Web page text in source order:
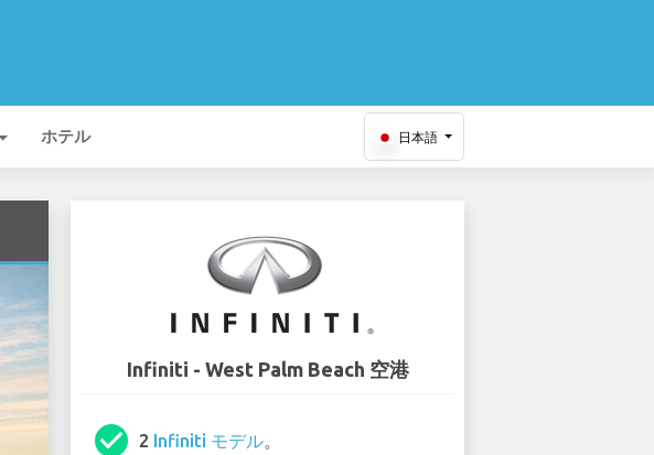
ホテル 日本語
Infiniti - West Palm Beach 空港
check_circle 2 Infiniti モデル。